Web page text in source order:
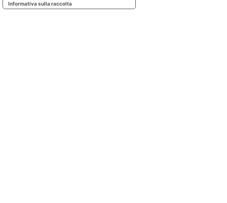
Informativa sulla raccolta